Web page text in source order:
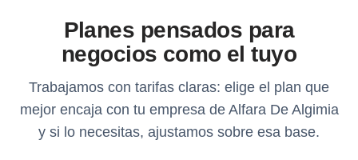
Planes pensados para
negocios como el tuyo
Trabajamos con tarifas claras: elige el plan que
mejor encaja con tu empresa de Alfara De Algimia
y si lo necesitas, ajustamos sobre esa base.